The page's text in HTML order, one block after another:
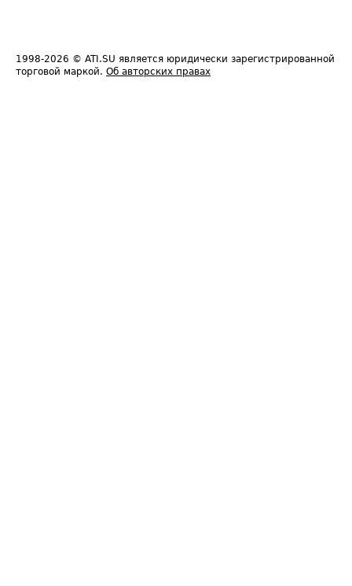
1998-2026 © ATI.SU является юридически зарегистрированной
торговой маркой. Об авторских правах